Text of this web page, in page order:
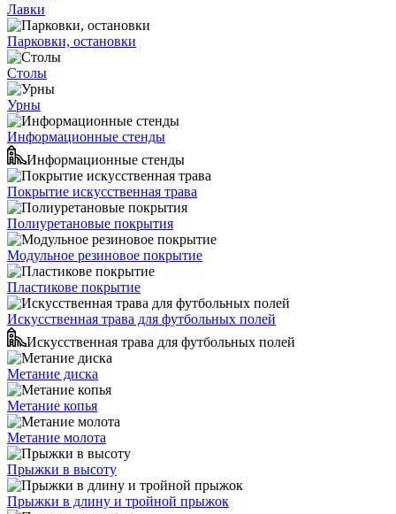
Лавки
Парковки, остановки
Столы
Урны
Информационные стенды
Информационные стенды
Покрытие искусственная трава
Полиуретановые покрытия
Модульное резиновое покрытие
Пластикове покрытие
Искусственная трава для футбольных полей
Искусственная трава для футбольных полей
Метание диска
Метание копья
Метание молота
Прыжки в высоту
Прыжки в длину и тройной прыжок